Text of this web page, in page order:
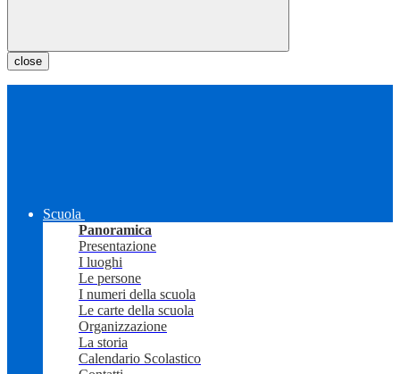
close
Scuola
Panoramica
Presentazione
I luoghi
Le persone
I numeri della scuola
Le carte della scuola
Organizzazione
La storia
Calendario Scolastico